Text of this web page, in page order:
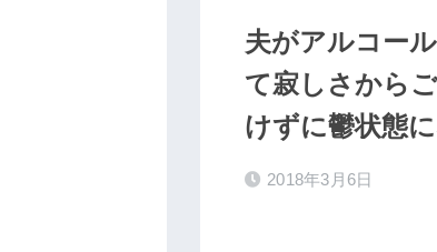
夫がアルコー
て寂しさから
けずに鬱状態
2018年3月6日